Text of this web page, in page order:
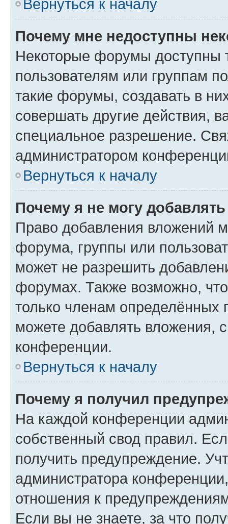
Вернуться к началу
Почему мне недоступны
Некоторые форумы доступны
пользователям или группам
такие форумы, создавать в
совершать другие действия,
специальное разрешение.
администратором
Вернуться к началу
Почему я не могу
Право добавления вложений
форума, группы или
может не разрешить
форумах. Также возможно,
только членам определённых
можете добавлять вложения,
конференции.
Вернуться к началу
Почему я получил
На каждой конференции
собственный свод правил.
получить предупреждение.
администратора
отношения к
Если вы не знаете, за что